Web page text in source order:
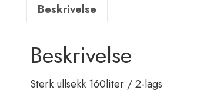
Beskrivelse
Beskrivelse
Sterk ullsekk 160liter / 2-lags